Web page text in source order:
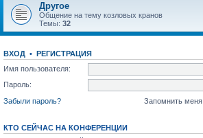
Другое
Общение на тему козловых кранов
Темы: 32
ВХОД • РЕГИСТРАЦИЯ
Имя пользователя:
Пароль:
Забыли пароль?
Запомнить меня
КТО СЕЙЧАС НА КОНФЕРЕНЦИИ